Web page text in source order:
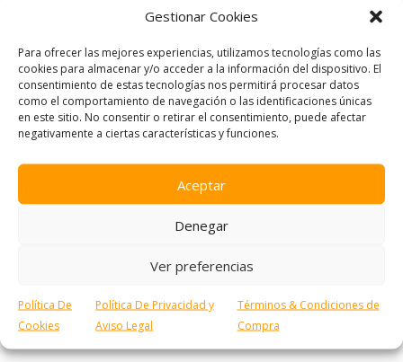
Gestionar Cookies
Para ofrecer las mejores experiencias, utilizamos tecnologías como las
cookies para almacenar y/o acceder a la información del dispositivo. El
consentimiento de estas tecnologías nos permitirá procesar datos
como el comportamiento de navegación o las identificaciones únicas
en este sitio. No consentir o retirar el consentimiento, puede afectar
negativamente a ciertas características y funciones.
Aceptar
Denegar
Ver preferencias
Política De
Cookies
Política De Privacidad y
Aviso Legal
Términos & Condiciones de
Compra
de alta calidad, representan un apoyo a causas
comprometida con valores sociales.
Bautizos: pequeños detalles con
gran significado
Los bautizos son eventos emotivos y familiares, y los
Dulces y productos artesanales
Detalles personalizadoscon el nombre del bebé y
la fecha del bautizo.
Opciones ecológicas
, como jabones naturales o